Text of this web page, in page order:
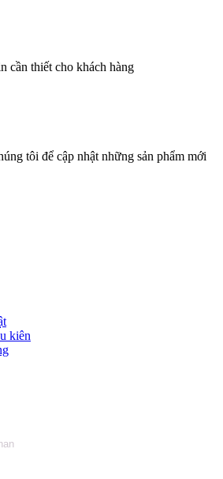
cần thiết cho khách hàng
tôi để cập nhật những sản phẩm mới
kiên